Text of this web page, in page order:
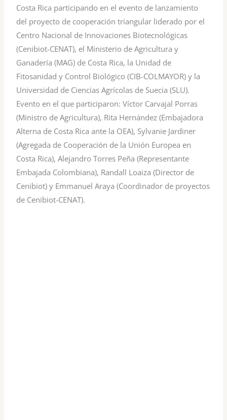
Costa Rica participando en el evento de lanzamiento
del proyecto de cooperación triangular liderado por el
Centro Nacional de Innovaciones Biotecnológicas
(Cenibiot-CENAT), el Ministerio de Agricultura y
Ganadería (MAG) de Costa Rica, la Unidad de
Fitosanidad y Control Biológico (CIB-COLMAYOR) y la
Universidad de Ciencias Agrícolas de Suecia (SLU).
Evento en el que participaron: Víctor Carvajal Porras
(Ministro de Agricultura), Rita Hernández (Embajadora
Alterna de Costa Rica ante la OEA), Sylvanie Jardiner
(Agregada de Cooperación de la Unión Europea en
Costa Rica), Alejandro Torres Peña (Representante
Embajada Colombiana), Randall Loaiza (Director de
Cenibiot) y Emmanuel Araya (Coordinador de proyectos
de Cenibiot-CENAT).